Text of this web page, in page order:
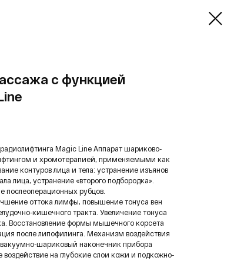
с функцией
Magic Line Аппарат шариково-
и хромотерапией, применяемыми как
контуров лица и тела: устранение изъянов
лица, устранение «второго подбородка».
послеоперационных рубцов.
оттока лимфы, повышение тонуса вен
кишечного тракта. Увеличение тонуса
Восстановление формы мышечного корсета
после липофилинга. Механизм воздействия
шариковый наконечник прибора
на глубокие слои кожи и подкожно-